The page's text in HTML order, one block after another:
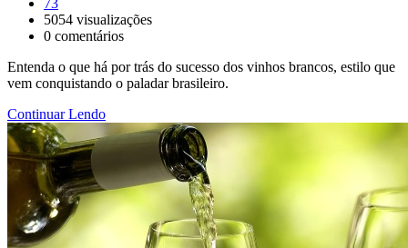
73
5054 visualizações
0 comentários
Entenda o que há por trás do sucesso dos vinhos brancos, estilo que
vem conquistando o paladar brasileiro.
Continuar Lendo